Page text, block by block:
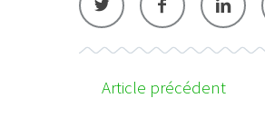
Article précédent